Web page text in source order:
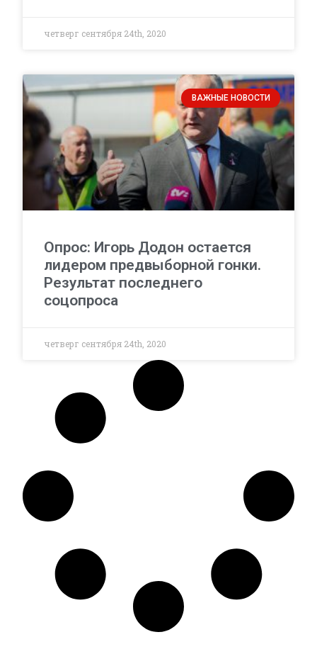
четверг сентября 24th, 2020
ВАЖНЫЕ НОВОСТИ
Опрос: Игорь Додон остается
лидером предвыборной гонки.
Результат последнего
соцопроса
четверг сентября 24th, 2020